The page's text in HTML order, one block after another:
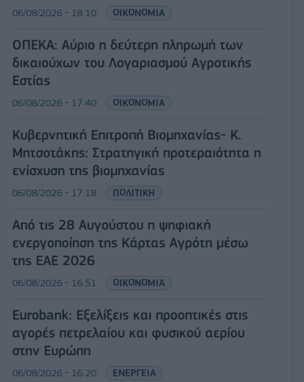
06/08/2026 - 18:10 ΟΙΚΟΝΟΜΙΑ
ΟΠΕΚΑ: Αύριο η δεύτερη πληρωμή των
δικαιούχων του Λογαριασμού Αγροτικής
Εστίας
06/08/2026 - 17:40 ΟΙΚΟΝΟΜΙΑ
Κυβερνητική Επιτροπή Βιομηχανίας- Κ.
Μητσοτάκης: Στρατηγική προτεραιότητα η
ενίσχυση της βιομηχανίας
06/08/2026 - 17:18 ΠΟΛΙΤΙΚΗ
Από τις 28 Αυγούστου η ψηφιακή
ενεργοποίηση της Κάρτας Αγρότη μέσω
της ΕΑΕ 2026
06/08/2026 - 16:51 ΟΙΚΟΝΟΜΙΑ
Eurobank: Εξελίξεις και προοπτικές στις
αγορές πετρελαίου και φυσικού αερίου
στην Ευρώπη
06/08/2026 - 16:20 ΕΝΕΡΓΕΙΑ